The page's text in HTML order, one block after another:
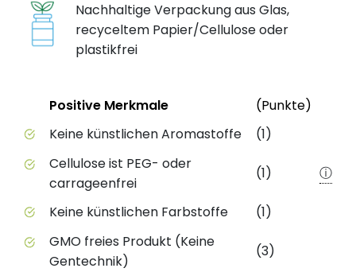
Nachhaltige Verpackung aus Glas,
recyceltem Papier/Cellulose oder
plastikfrei
Positive Merkmale des Produkts mit
StatusPositive Merkmale (Punkte)
Keine künstlichen Aromastoffe
(1)
Cellulose ist PEG- oder
carrageenfrei
(1) ⓘ
Keine künstlichen Farbstoffe
(1)
GMO freies Produkt (Keine
Gentechnik)
(3)